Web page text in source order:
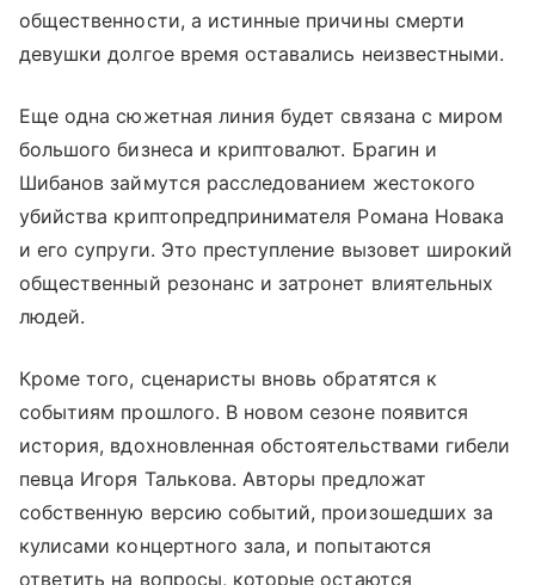
общественности, а истинные причины смерти
девушки долгое время оставались неизвестными.
Еще одна сюжетная линия будет связана с миром
большого бизнеса и криптовалют. Брагин и
Шибанов займутся расследованием жестокого
убийства криптопредпринимателя Романа Новака
и его супруги. Это преступление вызовет широкий
общественный резонанс и затронет влиятельных
людей.
Кроме того, сценаристы вновь обратятся к
событиям прошлого. В новом сезоне появится
история, вдохновленная обстоятельствами гибели
певца Игоря Талькова. Авторы предложат
собственную версию событий, произошедших за
кулисами концертного зала, и попытаются
ответить на вопросы, которые остаются